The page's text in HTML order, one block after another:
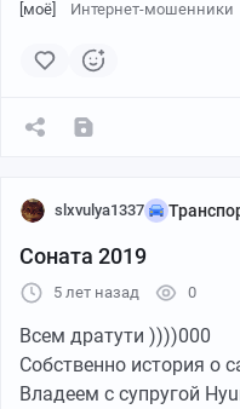
[моё] Интернет-мошенники
slxvulya1337
Соната 2019
5 лет назад 0
Всем дратути ))))000
Собственно история о
Владеем с супругой